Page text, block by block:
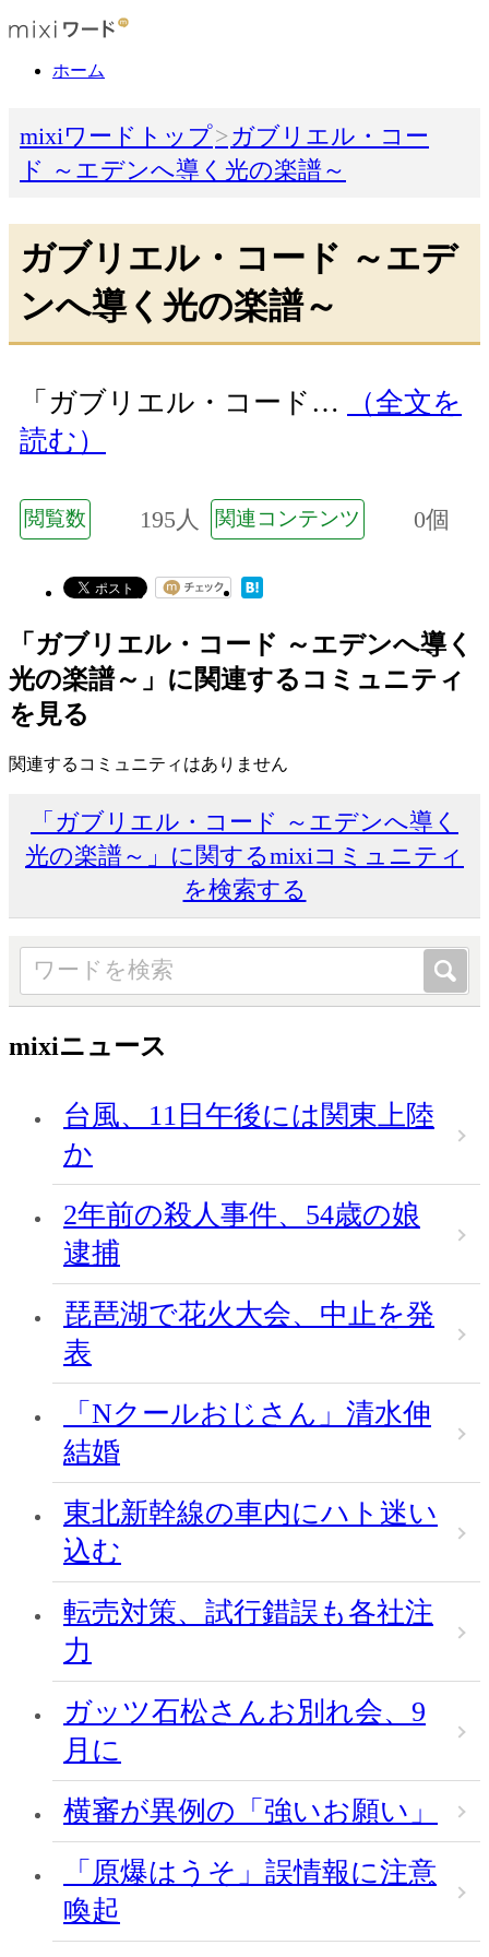
ホーム
mixiワードトップ
ガブリエル・コー
ド ～エデンへ導く光の楽譜～
ガブリエル・コード ～エデ
ンへ導く光の楽譜～
「ガブリエル・コード…
（全文を
読む）
閲覧数 195人 関連コンテンツ 0個
「ガブリエル・コード ～エデンへ導く
光の楽譜～」に関連するコミュニティ
を見る
関連するコミュニティはありません
「ガブリエル・コード ～エデンへ導く
光の楽譜～」に関するmixiコミュニティ
を検索する
mixiニュース
台風、11日午後には関東上陸
か
2年前の殺人事件、54歳の娘
逮捕
琵琶湖で花火大会、中止を発
表
「Nクールおじさん」清水伸
結婚
東北新幹線の車内にハト迷い
込む
転売対策、試行錯誤も各社注
力
ガッツ石松さんお別れ会、9
月に
横審が異例の「強いお願い」
「原爆はうそ」誤情報に注意
喚起